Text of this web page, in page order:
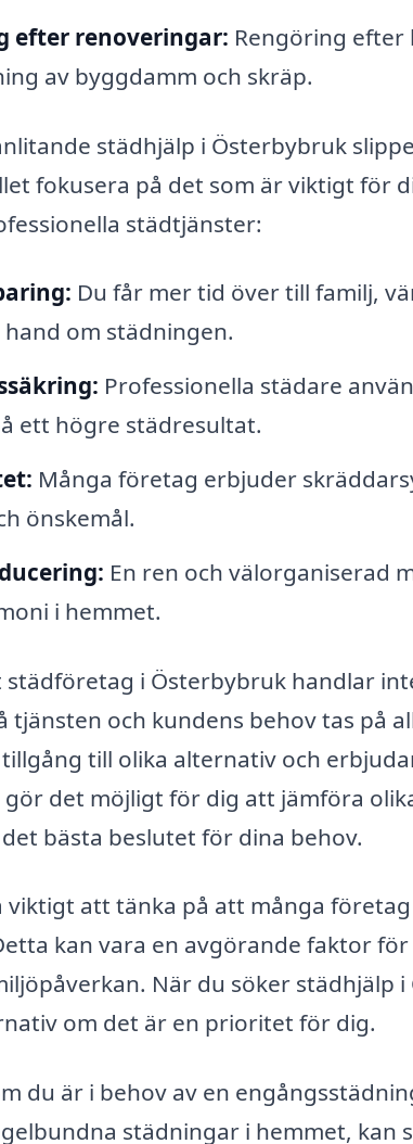
efter renoveringar: Rengöring
av byggdamm och skräp.
städhjälp i Österbybruk
fokusera på det som är viktigt för
städtjänster:
Du får mer tid över till familj,
om städningen.
Professionella städare
ett högre städresultat.
Många företag erbjuder
önskemål.
En ren och välorganiserad
i hemmet.
i Österbybruk handlar
tjänsten och kundens behov tas på
till olika alternativ och
det möjligt för dig att jämföra
bästa beslutet för dina behov.
viktigt att tänka på att många
kan vara en avgörande faktor
När du söker städhjälp
om det är en prioritet för dig.
du är i behov av en
städningar i hemmet, kan